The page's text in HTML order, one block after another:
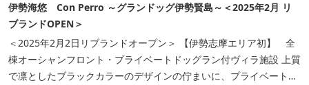
伊勢海悠 Con Perro ～グランドッグ伊勢賢島～＜2025年2月 リ
ブランドOPEN＞
＜2025年2月2日リブランドオープン＞ 【伊勢志摩エリア初】 全
棟オーシャンフロント・プライベートドッグラン付ヴィラ施設 上質
で凛としたブラックカラーのデザインの佇まいに、プライベート感